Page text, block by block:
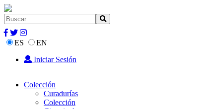
ES
EN
Iniciar Sesión
Colección
Curadurías
Colección